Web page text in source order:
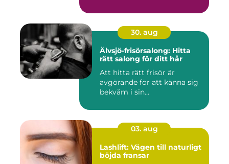
30. aug
Älvsjö-frisörsalong: Hitta
rätt salong för ditt hår
Att hitta rätt frisör är
avgörande för att känna sig
bekväm i sin...
03. aug
Lashlift: Vägen till naturligt
böjda fransar